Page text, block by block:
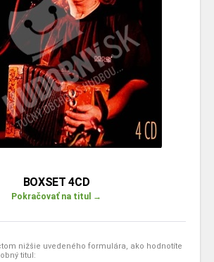
BOXSET 4CD
Pokračovať na titul →
nižšie uvedeného formulára, ako hodnotíte
titul: